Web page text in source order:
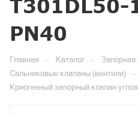
T301DL50-
PN40
Главная — Каталог — Запорная
Сальниковые клапаны (вентили) —
Криогенный запорный клапан